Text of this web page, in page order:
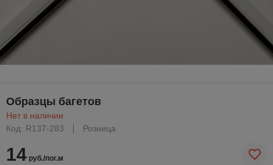
Образцы багетов
Нет в наличии
Код: R137-283
Розница
14 руб./пог.м